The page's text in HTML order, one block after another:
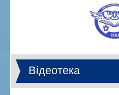
Відеотека